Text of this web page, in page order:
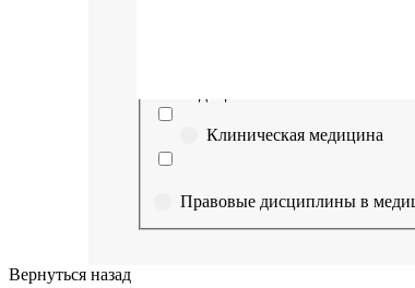
Клиническая медицина
Правовые дисциплины в
Вернуться назад